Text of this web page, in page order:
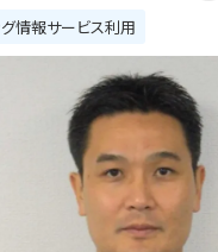
情報サービス利用